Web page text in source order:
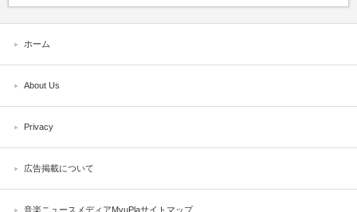
ホーム
About Us
Privacy
広告掲載について
音楽ニュースメディアMyuPlaサイトマップ